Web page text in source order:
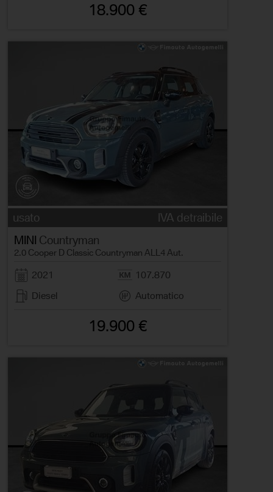
18.900 €
usato
IVA detraibile
MINI Countryman
2.0 Cooper D Classic Countryman ALL4 Aut.
2021
107.870
Diesel
Automatico
19.900 €